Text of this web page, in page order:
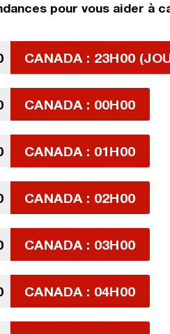
pour vous aider à
CANADA : 23H00
CANADA : 00H00
CANADA : 01H00
CANADA : 02H00
CANADA : 03H00
CANADA : 04H00